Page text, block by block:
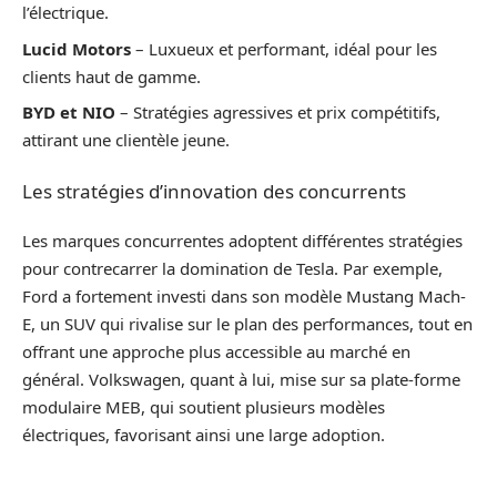
l’électrique.
Lucid Motors – Luxueux et performant, idéal pour les
clients haut de gamme.
BYD et NIO – Stratégies agressives et prix compétitifs,
attirant une clientèle jeune.
Les stratégies d’innovation des concurrents
Les marques concurrentes adoptent différentes stratégies
pour contrecarrer la domination de Tesla. Par exemple,
Ford a fortement investi dans son modèle Mustang Mach-
E, un SUV qui rivalise sur le plan des performances, tout en
offrant une approche plus accessible au marché en
général. Volkswagen, quant à lui, mise sur sa plate-forme
modulaire MEB, qui soutient plusieurs modèles
électriques, favorisant ainsi une large adoption.